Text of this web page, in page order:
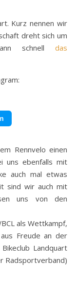
dreht sich um
schnell das
Rennvelo einen
uns ebenfalls mit
auch mal etwas
sind wir auch mit
uns von den
als Wettkampf,
Freude an der
Landquart
Radsportverband)